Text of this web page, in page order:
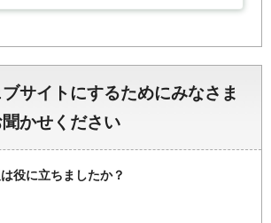
サイトにするためにみなさま
かせください
役に立ちましたか？